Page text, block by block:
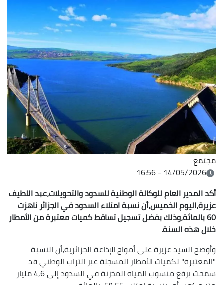
مجتمع
14/05/2026 - 16:56
أكد المدير العام للوكالة الوطنية للسدود والتحويلات،عبد اللطيف
عزيرة،اليوم الخميس،أن نسبة امتلاء السدود في الجزائر ناهزت
60 بالمائة،وذلك بفضل تسجيل تساقط كميات معتبرة من الأمطار
خلال هذه السنة.
وأوضح السيد عزيرة على أمواج الإذاعة الجزائرية،أن النسبة
"المعتبرة" لكميات الأمطار المسجلة عبر التراب الوطني قد
سمحت برفع منسوب المياه المخزنة في السدود إلى 4,6 مليار